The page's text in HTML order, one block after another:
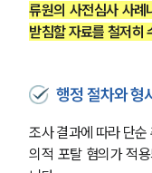
류원의 사전심사 사
받침할 자료를 철저히
행정 절차와 형
조사 결과에 따라 단
의적 포탈 혐의가 적